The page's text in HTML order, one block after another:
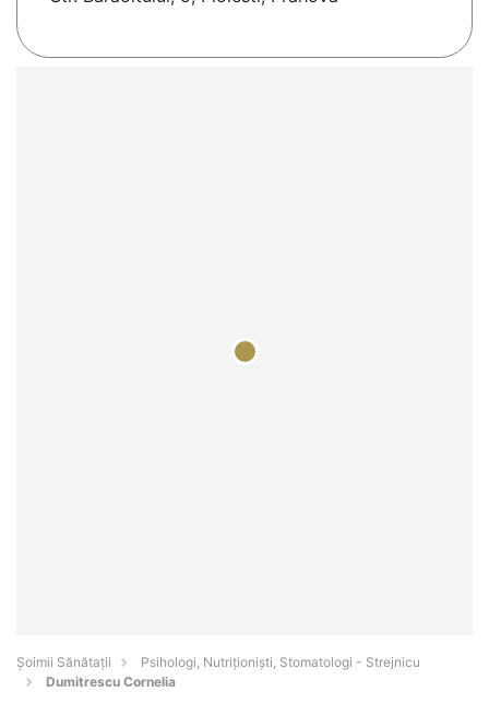
Şoimii Sănătații
Psihologi, Nutriționiști, Stomatologi - Strejnicu
Dumitrescu Cornelia